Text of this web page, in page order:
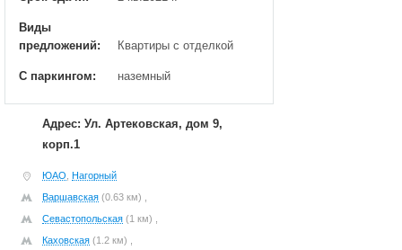
Виды
предложений:
Квартиры с отделкой
С паркингом: наземный
Адрес: Ул. Артековская, дом 9,
корп.1
ЮАО Нагорный
Варшавская (0.63 км) ,
Севастопольская (1 км) ,
Каховская (1.2 км) ,